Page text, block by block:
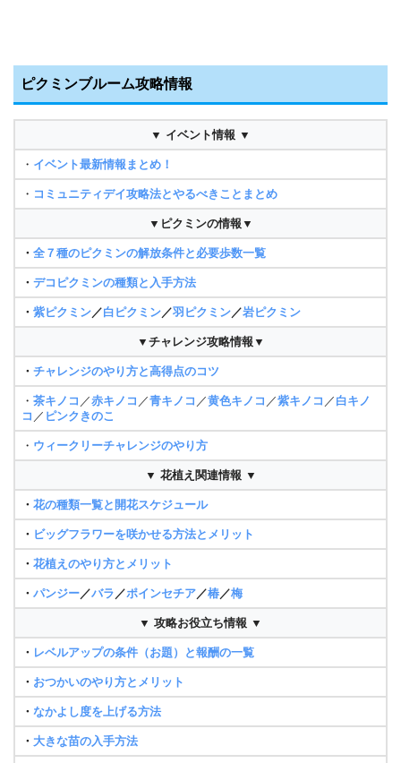
ピクミンブルーム攻略情報
▼ イベント情報 ▼
・ イベント最新情報まとめ！
・ コミュニティデイ攻略法とやるべきことまとめ
▼ピクミンの情報▼
・ 全７種のピクミンの解放条件と必要歩数一覧
・ デコピクミンの種類と入手方法
・ 紫ピクミン／白ピクミン／羽ピクミン／岩ピクミン
▼チャレンジ攻略情報▼
・ チャレンジのやり方と高得点のコツ
・ 茶キノコ ／赤キノコ ／青キノコ ／黄色キノコ ／紫キノコ ／ 白キノ
コ ／ ピンクきのこ
・ ウィークリーチャレンジのやり方
▼ 花植え関連情報 ▼
・ 花の種類一覧と開花スケジュール
・ ビッグフラワーを咲かせる方法とメリット
・ 花植えのやり方とメリット
・ パンジー／バラ ／ポインセチア／椿／梅
▼ 攻略お役立ち情報 ▼
・ レベルアップの条件（お題）と報酬の一覧
・ おつかいのやり方とメリット
・ なかよし度を上げる方法
・ 大きな苗の入手方法